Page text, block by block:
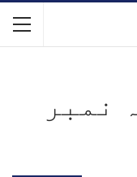
نمبر